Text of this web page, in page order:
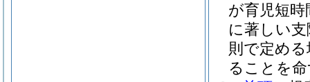
が育児短
に著しい
則で定め
ることを